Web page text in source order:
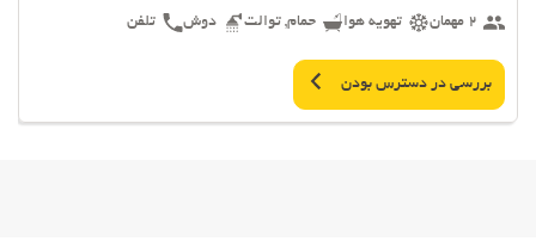
2 مهمان
تهویه هوا حمام, توالت دوش تلفن
بررسی در دسترس بودن